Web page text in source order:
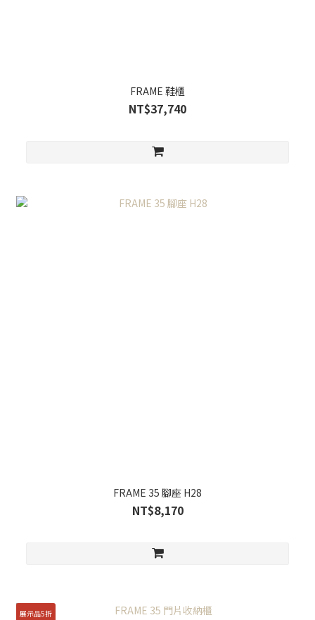
FRAME 鞋櫃
NT$37,740
FRAME 35 腳座 H28
NT$8,170
展示品5折